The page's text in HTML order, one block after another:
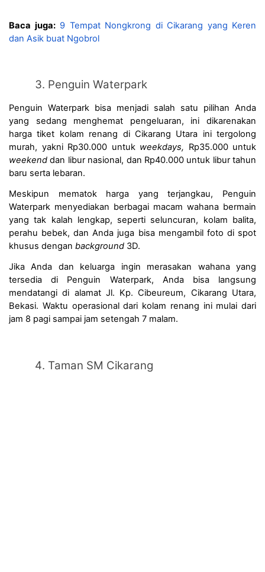
Baca juga: 9 Tempat Nongkrong di Cikarang yang Keren
dan Asik buat Ngobrol
Penguin Waterpark
Penguin Waterpark bisa menjadi salah satu pilihan Anda
yang sedang menghemat pengeluaran, ini dikarenakan
harga tiket kolam renang di Cikarang Utara ini tergolong
murah, yakni Rp30.000 untuk weekdays,
weekend dan libur nasional, dan Rp40.000 untuk libur tahun
baru serta lebaran.
Meskipun mematok harga yang terjangkau, Penguin
Waterpark menyediakan berbagai macam wahana bermain
yang tak kalah lengkap, seperti seluncuran, kolam balita,
perahu bebek, dan Anda juga bisa mengambil foto di spot
khusus dengan background 3D.
Jika Anda dan keluarga ingin merasakan wahana yang
tersedia di Penguin Waterpark, Anda bisa langsung
mendatangi di alamat Jl. Kp. Cibeureum, Cikarang Utara,
Bekasi. Waktu operasional dari kolam renang ini mulai dari
jam 8 pagi sampai jam setengah 7 malam.
Taman SM Cikarang